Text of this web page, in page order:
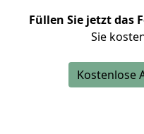
Füllen Sie jetzt das
Sie
Kostenlose